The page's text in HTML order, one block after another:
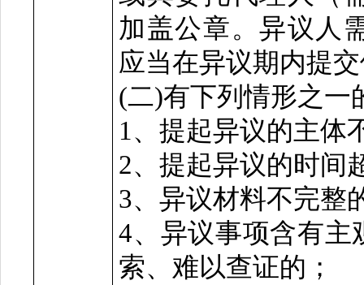
加盖公章。异议人
应当在异议期内提
(二)有下列情形之一
1、提起异议的主体
2、提起异议的时间
3、异议材料不完整
4、异议事项含有主
索、难以查证的；